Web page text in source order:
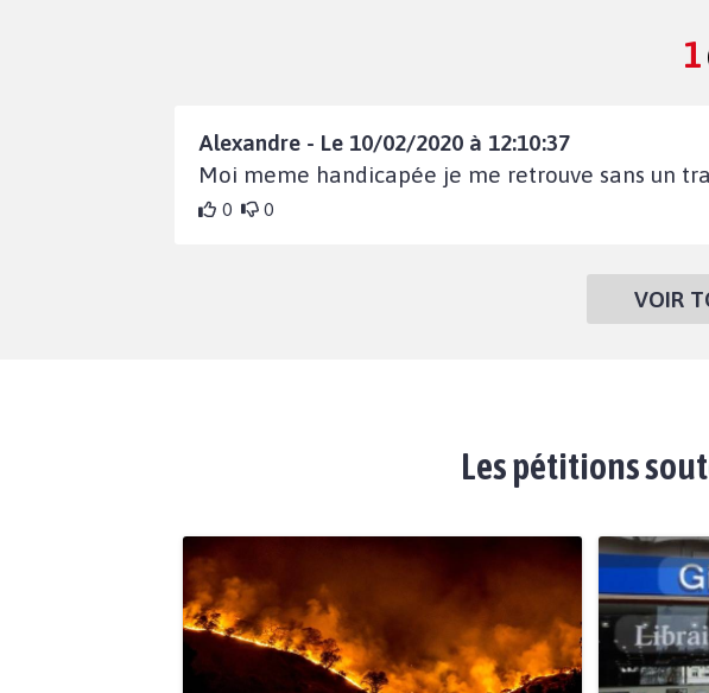
1
Alexandre - Le 10/02/2020 à 12:10:37
Moi meme handicapée je me retrouve sans un
0 0
VOIR
Les pétitions